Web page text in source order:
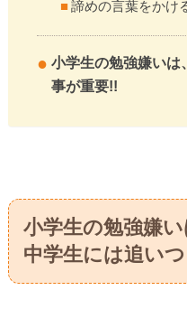
諦めの言葉をかけ
小学生の勉強嫌いは
事が重要!!
小学生の勉強嫌
中学生には追いつ